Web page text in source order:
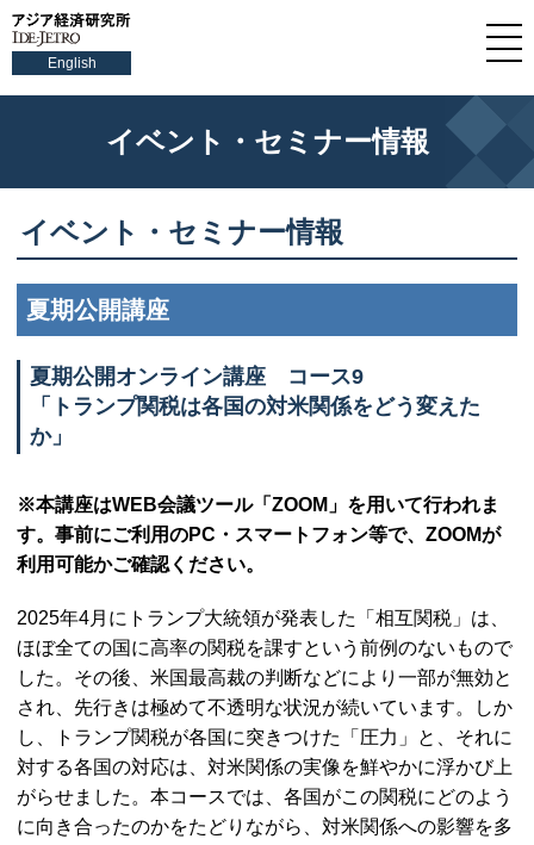
English
イベント・セミナー情報
イベント・セミナー情報
夏期公開講座
夏期公開オンライン講座 コース9
「トランプ関税は各国の対米関係をどう変えた
か」
※本講座はWEB会議ツール「 ZOOM 」を用いて行われま
す。事前にご利用のPC ・スマートフォン等で、 ZOOMが
利用可能かご確認ください。
2025年4月にトランプ大統領が発表した「相互関税」は、
ほぼ全ての国に高率の関税を課すという前例のないもので
した。その後、米国最高裁の判断などにより一部が無効と
され、先行きは極めて不透明な状況が続いています。しか
し、トランプ関税が各国に突きつけた「圧力」と、それに
対する各国の対応は、対米関係の実像を鮮やかに浮かび上
がらせました。本コースでは、各国がこの関税にどのよう
に向き合ったのかをたどりながら、対米関係への影響を多